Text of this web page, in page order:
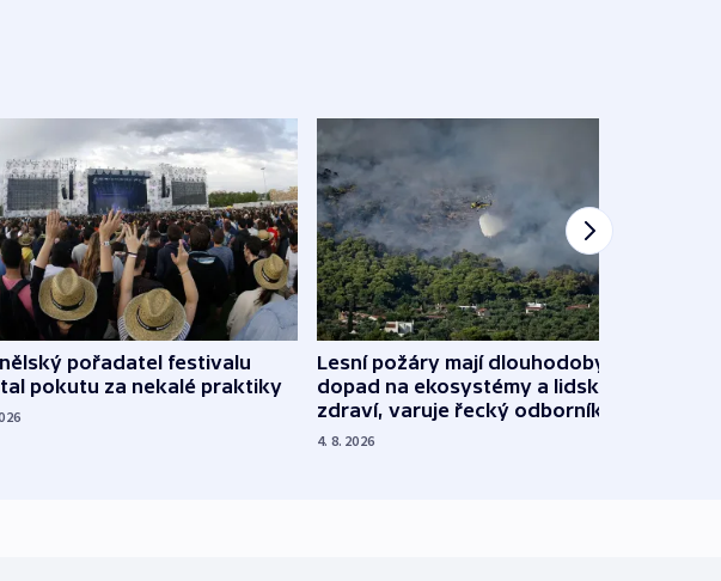
pořadatel festivalu
pokutu za nekalé praktiky
Lesní požáry mají dlouhodobý
dopad na ekosystémy a lidské
zdraví, varuje řecký odborník
4. 8. 2026